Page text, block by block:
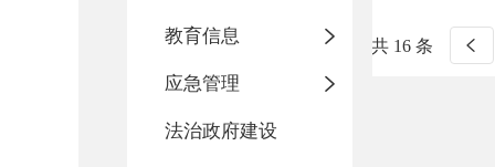
教育信息
应急管理
法治政府建设
共 16 条